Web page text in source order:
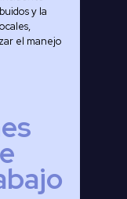
y la
el manejo